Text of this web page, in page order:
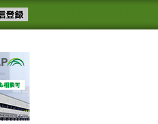
ースメール配信を登録す